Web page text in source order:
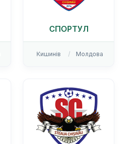
СПОРТУЛ
Кишинів Молдова